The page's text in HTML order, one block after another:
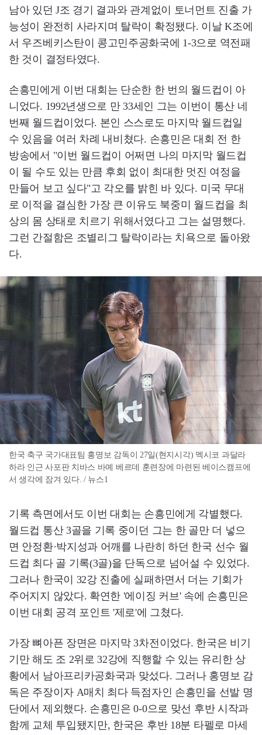
남아 있던 J조 경기 결과와 관계없이 토너먼트 진출 가
능성이 완전히 사라지며 탈락이 확정됐다. 이날 K조에
서 우즈베키스탄이 콩고민주공화국에 1-3으로 역전패
한 것이 결정타였다.
손흥민에게 이번 대회는 단순한 한 번의 월드컵이 아
니었다. 1992년생으로 만 33세인 그는 이번이 통산 네
번째 월드컵이었다. 본인 스스로도 마지막 월드컵일
수 있음을 여러 차례 내비쳤다. 손흥민은 대회 전 한
방송에서 "이번 월드컵이 어쩌면 나의 마지막 월드컵
이 될 수도 있는 만큼 후회 없이 최대한 멋진 여정을
만들어 보고 싶다"고 각오를 밝힌 바 있다. 미국 무대
로 이적을 결심한 가장 큰 이유도 북중미 월드컵을 최
상의 몸 상태로 치르기 위해서였다고 그는 설명했다.
그런 간절함은 조별리그 탈락이라는 치욕으로 돌아왔
다.
한국 축구 국가대표팀 홍명보 감독이 27일(현지시각) 멕시코 과달라
하라 인근 사포판 치바스 바예 베르데 훈련장에 마련된 베이스캠프에
서 생각에 잠겨 있다. / 뉴스1
기록 측면에서도 이번 대회는 손흥민에게 각별했다.
월드컵 통산 3골을 기록 중이던 그는 한 골만 더 넣으
면 안정환·박지성과 어깨를 나란히 하던 한국 선수 월
드컵 최다 골 기록(3골)을 단독으로 넘어설 수 있었다.
그러나 한국이 32강 진출에 실패하면서 더는 기회가
주어지지 않았다. 확연한 '에이징 커브' 속에 손흥민은
이번 대회 공격 포인트 '제로'에 그쳤다.
가장 뼈아픈 장면은 마지막 3차전이었다. 한국은 비기
기만 해도 조 2위로 32강에 직행할 수 있는 유리한 상
황에서 남아프리카공화국과 맞섰다. 그러나 홍명보 감
독은 주장이자 A매치 최다 득점자인 손흥민을 선발 명
단에서 제외했다. 손흥민은 0-0으로 맞선 후반 시작과
함께 교체 투입됐지만, 한국은 후반 18분 타펠로 마세